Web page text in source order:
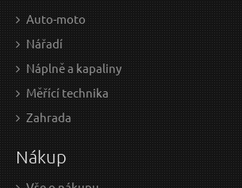
Auto-moto
Nářadí
Náplně a kapaliny
Měřící technika
Zahrada
Nákup